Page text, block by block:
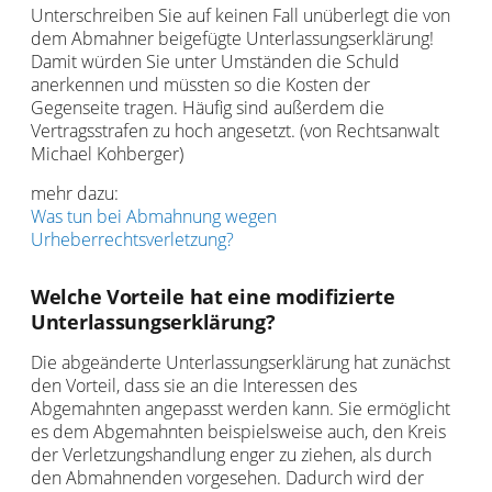
Unterschreiben Sie auf keinen Fall unüberlegt die von
dem Abmahner beigefügte Unterlassungserklärung!
Damit würden Sie unter Umständen die Schuld
anerkennen und müssten so die Kosten der
Gegenseite tragen. Häufig sind außerdem die
Vertragsstrafen zu hoch angesetzt. (von Rechtsanwalt
Michael Kohberger)
mehr dazu:
Was tun bei Abmahnung wegen
Urheberrechtsverletzung?
Welche Vorteile hat eine modifizierte
Unterlassungserklärung?
Die abgeänderte Unterlassungserklärung hat zunächst
den Vorteil, dass sie an die Interessen des
Abgemahnten angepasst werden kann. Sie ermöglicht
es dem Abgemahnten beispielsweise auch, den Kreis
der Verletzungshandlung enger zu ziehen, als durch
den Abmahnenden vorgesehen. Dadurch wird der